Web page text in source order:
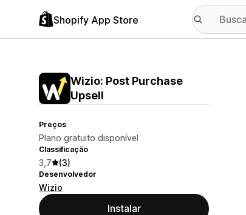
Shopify App Store
Wizio: Post Purchase
Upsell
Preços
Plano gratuito disponível
Classificação
3,7 (3)
Desenvolvedor
Wizio
Instalar